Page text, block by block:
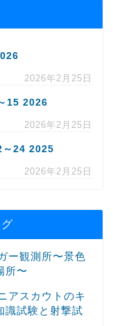
2026年2月25日
15 2026
2026年2月25日
～24 2025
2026年2月25日
ー観測所〜景色
所〜
アスカウトのキ
識試験と射撃試